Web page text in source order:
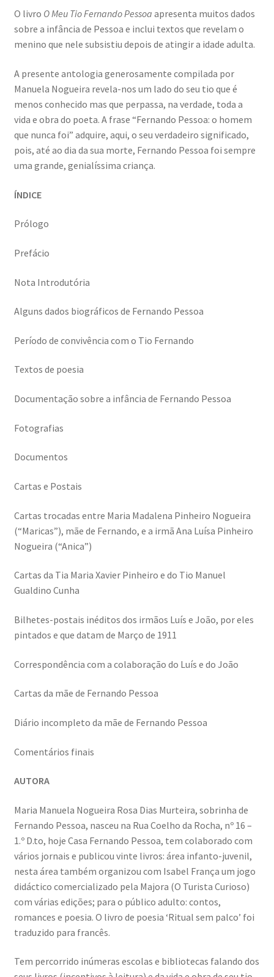
Fashion on movement
Flores em ponto Macro / Macro Spot Flowers
Fotograficamente
FRAME.IT
Génesis
LISBOA AINDA – Olhares sobre a cidade em quarentena
Pequenos Outonos
Playboy World, de Ana Dias
Resultados do Concurso de Fotografia Raízes
Ring Portraits Project (teste Masonry)
Sentir a Ria
Shades of Sensuality
Teste Ring Portraits com 4 imagens
The Best of Celestial Scenes
Visões sobre o Porto
Wide Visions
Loja
Como adquirir produtos?
Dia Mundial do Livro e dos Direitos de Autor
Especiais Temáticos
Impressão e Criatividade
My Courses
O livro O Meu Tio Fernando Pessoa apresenta muitos dados
sobre a infância de Pessoa e inclui textos que revelam o
menino que nele subsistiu depois de atingir a idade adulta.
A presente antologia generosamente compilada por
Manuela Nogueira revela-nos um lado do seu tio que é
menos conhecido mas que perpassa, na verdade, toda a
vida e obra do poeta. A frase “Fernando Pessoa: o homem
que nunca foi” adquire, aqui, o seu verdadeiro significado,
pois, até ao dia da sua morte, Fernando Pessoa foi sempre
uma grande, genialíssima criança.
ÍNDICE
Prólogo
Prefácio
Nota Introdutória
Alguns dados biográficos de Fernando Pessoa
Período de convivência com o Tio Fernando
Textos de poesia
Documentação sobre a infância de Fernando Pessoa
Fotografias
Documentos
Cartas e Postais
Cartas trocadas entre Maria Madalena Pinheiro Nogueira
(“Maricas”), mãe de Fernando, e a irmã Ana Luísa Pinheiro
Nogueira (“Anica”)
Cartas da Tia Maria Xavier Pinheiro e do Tio Manuel
Gualdino Cunha
Bilhetes-postais inéditos dos irmãos Luís e João, por eles
pintados e que datam de Março de 1911
Correspondência com a colaboração do Luís e do João
Cartas da mãe de Fernando Pessoa
Diário incompleto da mãe de Fernando Pessoa
Comentários finais
AUTORA
Maria Manuela Nogueira Rosa Dias Murteira, sobrinha de
Fernando Pessoa, nasceu na Rua Coelho da Rocha, nº 16 –
1.º D.to, hoje Casa Fernando Pessoa, tem colaborado com
vários jornais e publicou vinte livros: área infanto-juvenil,
nesta área também organizou com Isabel França um jogo
didáctico comercializado pela Majora (O Turista Curioso)
com várias edições; para o público adulto: contos,
romances e poesia. O livro de poesia ‘Ritual sem palco’ foi
traduzido para francês.
Tem percorrido inúmeras escolas e bibliotecas falando dos